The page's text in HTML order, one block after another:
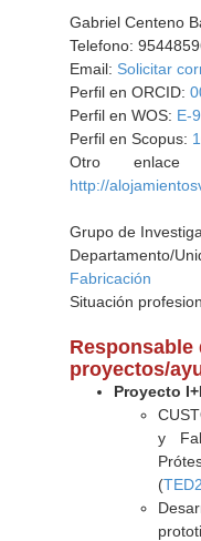
Gabriel Centeno
Telefono:
Email: Solicitar
Perfil en ORCID:
Perfil en WOS: E-
Perfil en Scopus:
Otro
http://
Grupo de
Departamento/
Fabricación
Situación
proyectos/
Proyecto
y
(